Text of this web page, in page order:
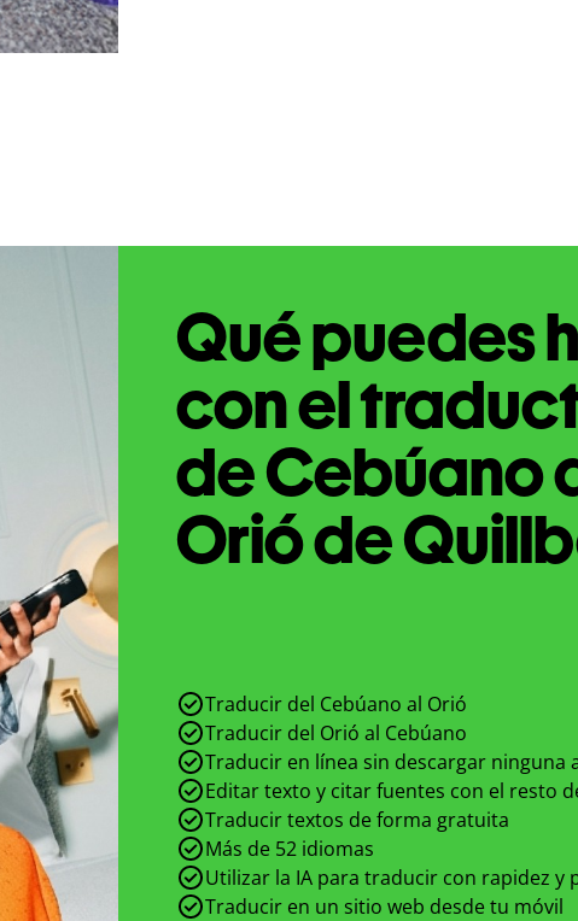
Qué puedes
con el
de Cebúano
Orió de
Traducir del Cebúano al Orió
Traducir del Orió al Cebúano
Traducir en línea sin descargar ninguna
Editar texto y citar fuentes con el resto
Traducir textos de forma gratuita
Más de 52 idiomas
Utilizar la IA para traducir con rapidez y
Traducir en un sitio web desde tu móvil